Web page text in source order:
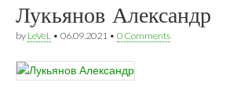
Лукьянов Александр
by LeVeL • 06.09.2021 • 0 Comments